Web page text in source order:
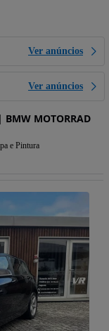
Ver anúncios
Ver anúncios
MOTORRAD
e Pintura